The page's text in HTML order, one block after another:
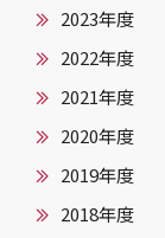
2023年度
2022年度
2021年度
2020年度
2019年度
2018年度